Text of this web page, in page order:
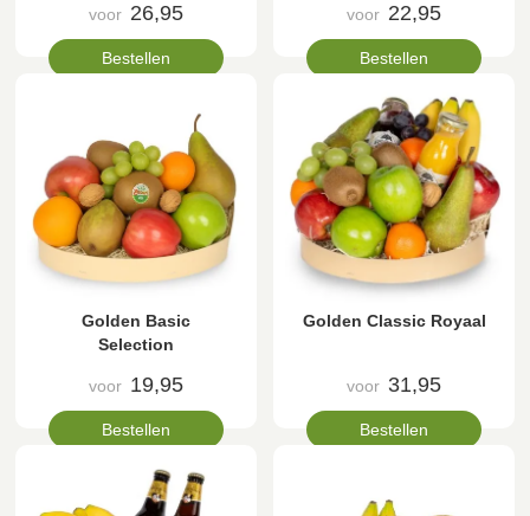
voor 26,95
Bestellen
voor 22,95
Bestellen
Golden Basic
Selection
voor 19,95
Bestellen
Golden Classic Royaal
voor 31,95
Bestellen